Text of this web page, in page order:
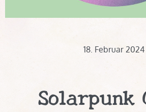
18. Februar 2024
Solarpunk